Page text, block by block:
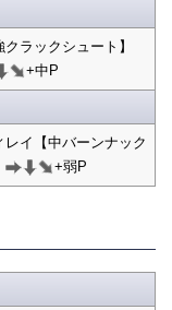
ラックシュート】
+中P
イ【中バーンナック
+弱P